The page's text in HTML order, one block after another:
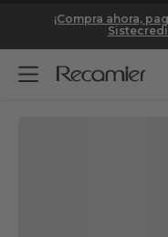
¡Compra ahora,
DETALLES MODO DE